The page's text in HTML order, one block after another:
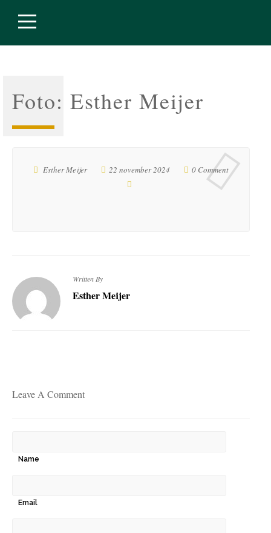
Foto: Esther Meijer
Esther Meijer 22 november 2024 0 Comment
Written By
Esther Meijer
Leave A Comment
Name
Email